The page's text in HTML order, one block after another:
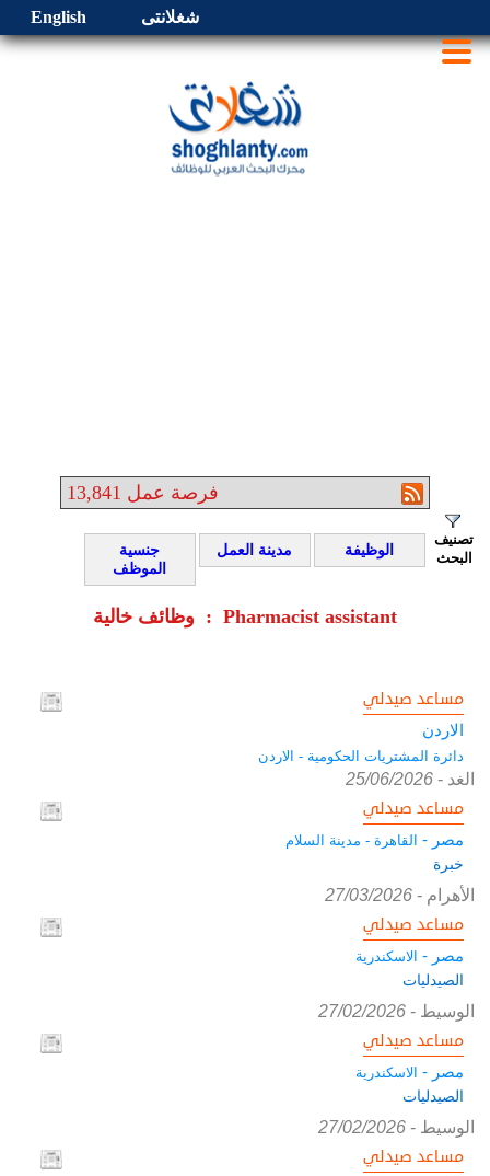
شغلانتى English
13,841 فرصة عمل
تصنيف
البحث
الوظيفة مدينة العمل
جنسية
الموظف
وظائف خالية : Pharmacist assistant
مساعد صيدلي
الاردن
دائرة المشتريات الحكومية - الاردن
الغد -
25/06/2026
مساعد صيدلي
مصر - القاهرة - مدينة السلام
خبرة
الأهرام -
27/03/2026
مساعد صيدلي
مصر - الاسكندرية
الصيدليات
الوسيط -
27/02/2026
مساعد صيدلي
مصر - الاسكندرية
الصيدليات
الوسيط -
27/02/2026
مساعد صيدلي